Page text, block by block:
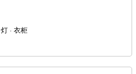
· 衣柜